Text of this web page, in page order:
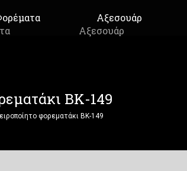
Αξεσουάρ
ΒΚ-149
φορεματάκι ΒΚ-149
Αξεσουάρ